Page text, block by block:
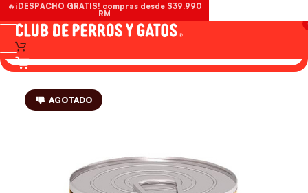
AGOTADO
🔥¡DESPACHO GRATIS! compras desde $39.990
RM